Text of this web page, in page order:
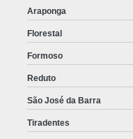
Araponga
Florestal
Formoso
Reduto
São José da Barra
Tiradentes